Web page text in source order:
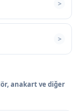
anakart ve diğer